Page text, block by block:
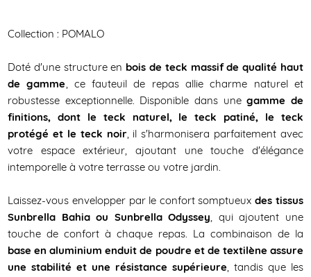
Collection : POMALO
Doté d'une structure en bois de teck massif de qualité haut
de gamme, ce fauteuil de repas allie charme naturel et
robustesse exceptionnelle. Disponible dans unegamme de
finitions, dont le teck naturel, le teck patiné, le teck
protégé et le teck noir, il s'harmonisera parfaitement avec
votre espace extérieur, ajoutant une touche d'élégance
intemporelle à votre terrasse ou votre jardin.
Laissez-vous envelopper par le confort somptueuxdes tissus
Sunbrella Bahia ou Sunbrella Odyssey, qui ajoutent une
touche de confort à chaque repas. La combinaison de la
base en aluminium enduit de poudre et de textilène assure
une stabilité et une résistance supérieure, tandis que les